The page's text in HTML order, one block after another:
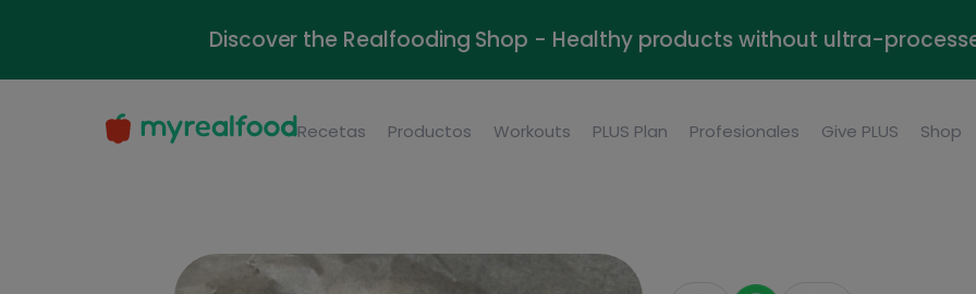
Discover the Realfooding Shop - Healthy products without ultra-
Recetas Productos Workouts PLUS Plan Profesionales Give PLUS Shop